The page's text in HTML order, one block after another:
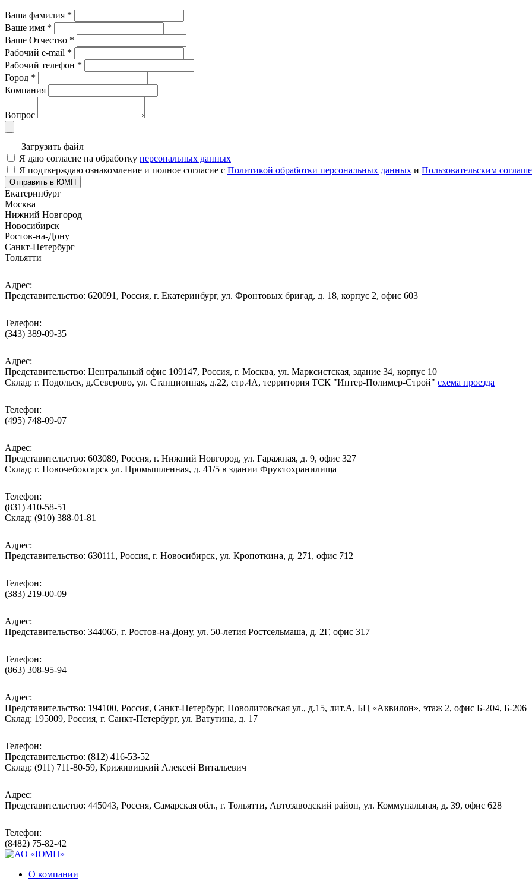
Ваша фамилия *
Ваше имя *
Ваше Отчество *
Рабочий e-mail *
Рабочий телефон *
Город *
Компания
Вопрос
Загрузить файл
Я даю согласие на обработку персональных данных
Я подтверждаю ознакомление и полное согласие с Политикой обработки персональных данных и Пользовательским
Отправить в ЮМП
Екатеринбург
Москва
Нижний Новгород
Новосибирск
Ростов-на-Дону
Санкт-Петербург
Тольятти
Адрес:
Представительство: 620091, Россия, г. Екатеринбург, ул. Фронтовых бригад, д. 18, корпус 2, офис 603
Телефон:
(343) 389-09-35
Адрес:
Представительство: Центральный офис 109147, Россия, г. Москва, ул. Марксистская, здание 34, корпус 10
Cклад: г. Подольск, д.Северово, ул. Станционная, д.22, стр.4А, территория ТСК "Интер-Полимер-Строй" схема проезда
Телефон:
(495) 748-09-07
Адрес:
Представительство: 603089, Россия, г. Нижний Новгород, ул. Гаражная, д. 9, офис 327
Склад: г. Новочебоксарск ул. Промышленная, д. 41/5 в здании Фруктохранилища
Телефон:
(831) 410-58-51
Склад: (910) 388-01-81
Адрес:
Представительство: 630111, Россия, г. Новосибирск, ул. Кропоткина, д. 271, офис 712
Телефон:
(383) 219-00-09
Адрес:
Представительство: 344065, г. Ростов-на-Дону, ул. 50-летия Ростсельмаша, д. 2Г, офис 317
Телефон:
(863) 308-95-94
Адрес:
Представительство: 194100, Россия, Санкт-Петербург, Новолитовская ул., д.15, лит.А, БЦ «Аквилон», этаж 2, офис Б-204, Б-206
Склад: 195009, Россия, г. Санкт-Петербург, ул. Ватутина, д. 17
Телефон:
Представительство: (812) 416-53-52
Склад: (911) 711-80-59, Криживицкий Алексей Витальевич
Адрес:
Представительство: 445043, Россия, Самарская обл., г. Тольятти, Автозаводский район, ул. Коммунальная, д. 39, офис 628
Телефон:
(8482) 75-82-42
О компании